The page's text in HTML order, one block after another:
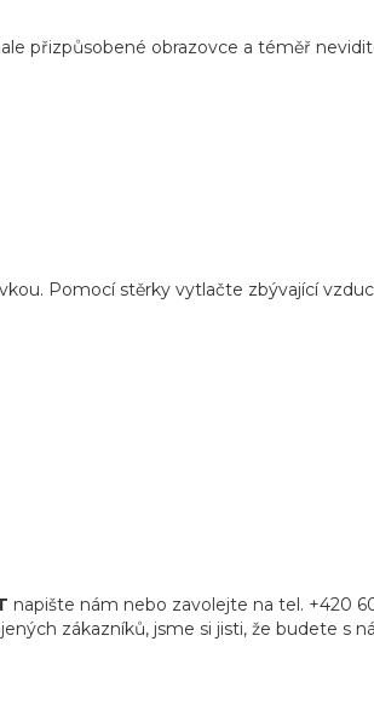
přizpůsobené obrazovce a téměř
Pomocí stěrky vytlačte zbývající
napište nám nebo zavolejte na tel. +420
zákazníků, jsme si jisti, že budete s